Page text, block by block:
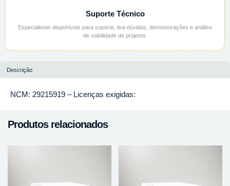
Suporte Técnico
Especialistas disponíveis para suporte, tira-dúvidas, demonstrações e análise
de viabilidade de projetos.
Descrição
NCM: 29215919 – Licenças exigidas:
Produtos relacionados